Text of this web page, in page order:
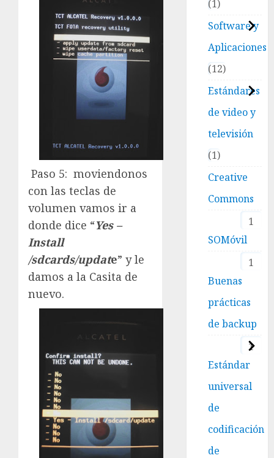
Paso 5: moviendonos
con las teclas de
volumen vamos ir a
donde dice “Yes –
Install
/sdcards/update” y le
damos a la Casita de
nuevo.
1
Software y
Aplicaciones
12
Estándares
de video y
televisión
1
Creative
Commons
1
SOMóvil
1
Buenas
prácticas
de backup
1
Estándar
universal
de
codificación
de